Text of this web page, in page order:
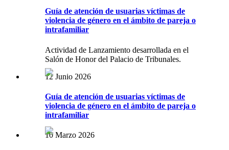
Guía de atención de usuarias víctimas de
violencia de género en el ámbito de pareja o
intrafamiliar
Actividad de Lanzamiento desarrollada en el
Salón de Honor del Palacio de Tribunales.
12 Junio 2026
Guía de atención de usuarias víctimas de
violencia de género en el ámbito de pareja o
intrafamiliar
10 Marzo 2026